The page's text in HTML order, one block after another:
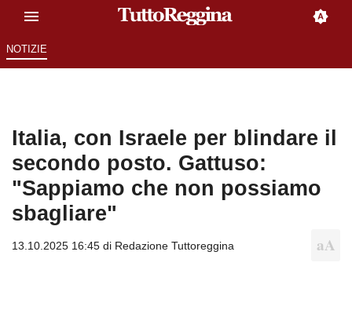
NOTIZIE
Italia, con Israele per blindare il
secondo posto. Gattuso:
"Sappiamo che non possiamo
sbagliare"
13.10.2025 16:45 di Redazione Tuttoreggina